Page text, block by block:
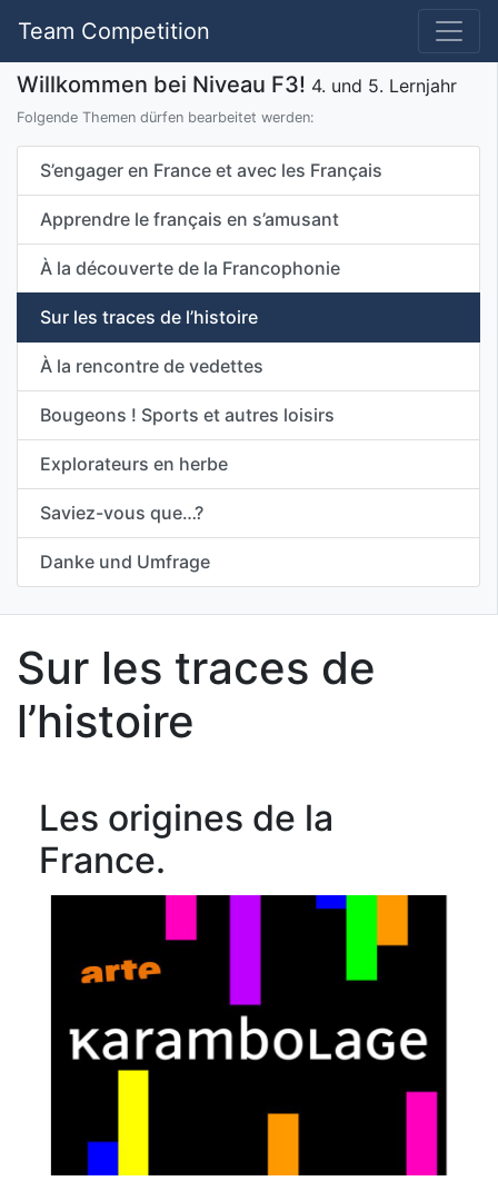
Team Competition
Willkommen bei Niveau F3! 4. und 5. Lernjahr
Folgende Themen dürfen bearbeitet werden:
S’engager en France et avec les Français
Apprendre le français en s’amusant
À la découverte de la Francophonie
Sur les traces de l’histoire
À la rencontre de vedettes
Bougeons ! Sports et autres loisirs
Explorateurs en herbe
Saviez-vous que…?
Danke und Umfrage
Sur les traces de
l’histoire
Les origines de la
France.